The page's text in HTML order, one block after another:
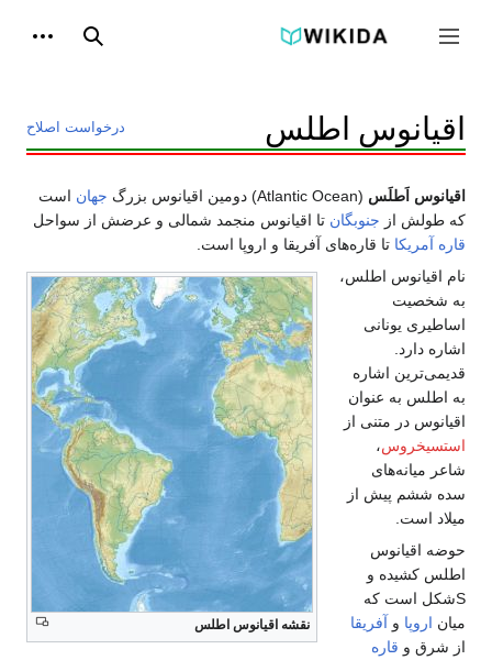
جمع و باز کردن نوار کناری جستجو
درخواست اصلاح اقیانوس اطلس
اقیانوس اَطلَس (Atlantic Ocean) دومین اقیانوس بزرگ جهان است
که طولش از جنوبگان تا اقیانوس منجمد شمالی و عرضش از سواحل
قاره آمریکا تا قاره‌های آفریقا و اروپا است.
نقشه اقیانوس اطلس
نام اقیانوس اطلس،
به شخصیت
اساطیری یونانی
اشاره دارد.
قدیمی‌ترین اشاره
به اطلس به عنوان
اقیانوس در متنی از
استسیخروس،
شاعر میانه‌های
سده ششم پیش از
میلاد است.
حوضه اقیانوس
اطلس کشیده و
Sشکل است که
میان اروپا و آفریقا
از شرق و قاره